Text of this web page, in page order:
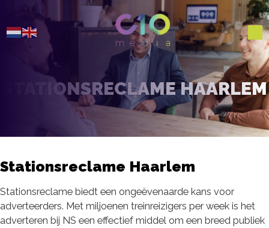
STATIONSRECLAME HAARLEM
Stationsreclame Haarlem
Stationsreclame biedt een ongeëvenaarde kans voor
adverteerders. Met miljoenen treinreizigers per week is het
adverteren bij NS een effectief middel om een breed publiek